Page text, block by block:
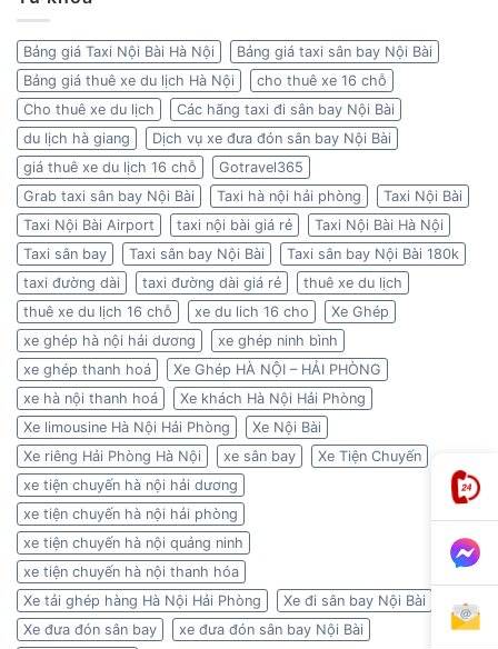
Bảng giá Taxi Nội Bài Hà Nội
Bảng giá taxi sân bay Nội Bài
Bảng giá thuê xe du lịch Hà Nội
cho thuê xe 16 chỗ
Cho thuê xe du lịch
Các hãng taxi đi sân bay Nội Bài
du lịch hà giang
Dịch vụ xe đưa đón sân bay Nội Bài
giá thuê xe du lịch 16 chỗ
Gotravel365
Grab taxi sân bay Nội Bài
Taxi hà nội hải phòng
Taxi Nội Bài
Taxi Nội Bài Airport
taxi nội bài giá rẻ
Taxi Nội Bài Hà Nội
Taxi sân bay
Taxi sân bay Nội Bài
Taxi sân bay Nội Bài 180k
taxi đường dài
taxi đường dài giá rẻ
thuê xe du lịch
thuê xe du lịch 16 chỗ
xe du lich 16 cho
Xe Ghép
xe ghép hà nội hải dương
xe ghép ninh bình
xe ghép thanh hoá
Xe Ghép HÀ NỘI – HẢI PHÒNG
xe hà nội thanh hoá
Xe khách Hà Nội Hải Phòng
Xe limousine Hà Nội Hải Phòng
Xe Nội Bài
Xe riêng Hải Phòng Hà Nội
xe sân bay
Xe Tiện Chuyến
xe tiện chuyến hà nội hải dương
xe tiện chuyến hà nội hải phòng
xe tiện chuyến hà nội quảng ninh
xe tiện chuyến hà nội thanh hóa
Xe tải ghép hàng Hà Nội Hải Phòng
Xe đi sân bay Nội Bài
Xe đưa đón sân bay
xe đưa đón sân bay Nội Bài